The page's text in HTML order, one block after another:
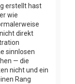
erstellt hast
wie
direkt
sinnlosen
— die
nicht und ein
Rang